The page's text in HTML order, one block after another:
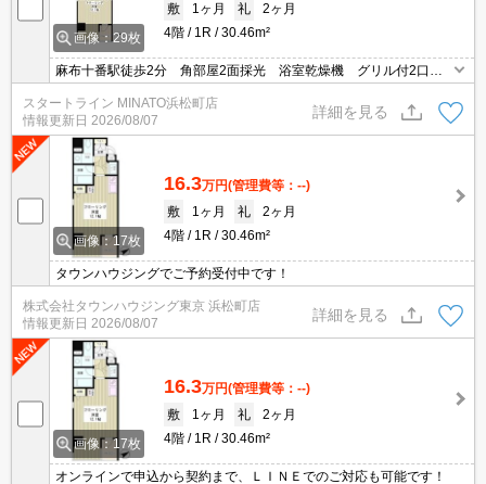
画像：29枚
敷
1ヶ月 礼
2ヶ月
4階
1R 30.46m²
麻布十番駅徒歩2分 角部屋2面採光 浴室乾燥機 グリル付2口ガ
スコンロ 宅配ロッカー オートロック
スタートライン MINATO浜松町店
情報更新日 2026/08/07
詳細を見る
画像：17枚
16.3万円(管理費等：--)
敷
1ヶ月 礼
2ヶ月
4階
1R 30.46m²
タウンハウジングでご予約受付中です！
株式会社タウンハウジング東京 浜松町店
情報更新日 2026/08/07
詳細を見る
画像：17枚
16.3万円(管理費等：--)
敷
1ヶ月 礼
2ヶ月
4階
1R 30.46m²
オンラインで申込から契約まで、ＬＩＮＥでのご対応も可能です！